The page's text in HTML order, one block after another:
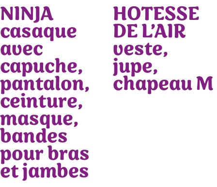
NINJA
casaque
avec
capuche,
pantalon,
ceinture,
masque,
bandes
pour bras
et jambes
HOTESSE
DE L’AIR
veste,
jupe,
chapeau M